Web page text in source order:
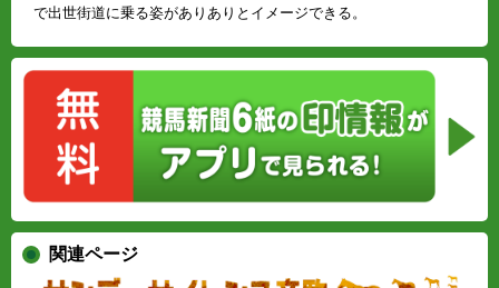
で出世街道に乗る姿がありありとイメージできる。
関連ページ